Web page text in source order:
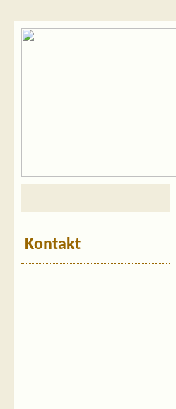
Kontakt